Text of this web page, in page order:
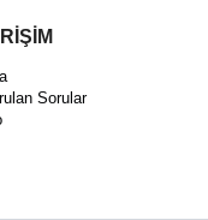
Sorular